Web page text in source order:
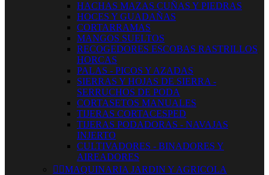
HACHAS MAZAS CUÑAS Y PIEDRAS
HOCES Y GUADAÑAS
CORTARRAMAS
MANGOS SUELTOS
RECOGEDORES ESCOBAS RASTRILLOS
HORCAS
PALAS - PICOS Y AZADAS
SIERRAS Y HOJAS DE SIERRA -
SERRUCHOS DE PODA
CORTASETOS MANUALES
TIJERAS CORTACESPED
TIJERAS PODADORAS - NAVAJAS
INJERTO
CULTIVADORES - BINADORES Y
AIREADORES
 MAQUINARIA JARDIN Y AGRICOLA